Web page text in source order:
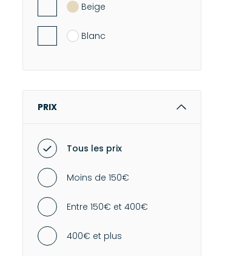
Beige
Blanc
PRIX
Tous les prix
Moins de 150€
Entre 150€ et 400€
400€ et plus